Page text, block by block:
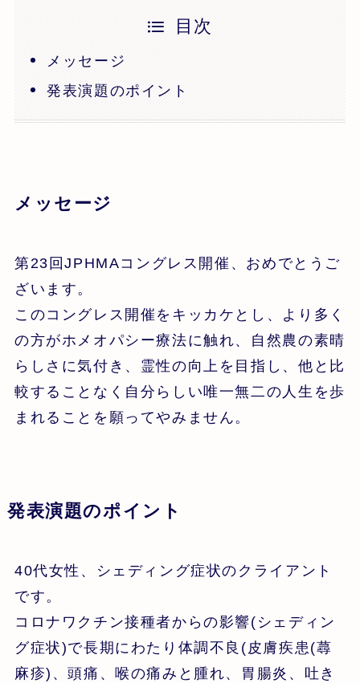
目次
メッセージ
発表演題のポイント
メッセージ
第23回JPHMAコングレス開催、おめでとうご
ざいます。
このコングレス開催をキッカケとし、より多く
の方がホメオパシー療法に触れ、自然農の素晴
らしさに気付き、霊性の向上を目指し、他と比
較することなく自分らしい唯一無二の人生を歩
まれることを願ってやみません。
発表演題のポイント
40代女性、シェディング症状のクライアント
です。
コロナワクチン接種者からの影響(シェディン
グ症状)で長期にわたり体調不良(皮膚疾患(蕁
麻疹)、頭痛、喉の痛みと腫れ、胃腸炎、吐き